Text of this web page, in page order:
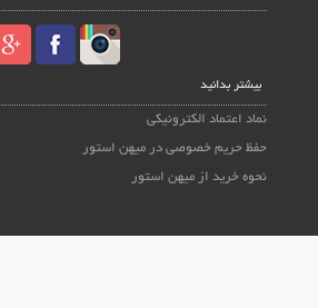
بیشتر بدانید
نماد اعتماد الکترونیکی
حفظ حریم خصوصی در میهن استور
نحوه خرید از میهن استور